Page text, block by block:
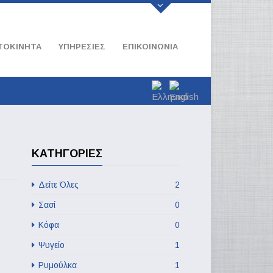
ΥΠΗΡΕΣΊΕΣ ΕΠΙΚΟΙΝΩΝΊΑ
ΚΑΤΗΓΟΡΊΕΣ
Δείτε Όλες 2
Σασί 0
Κόφα 0
Ψυγείο 1
Ρυμούλκα 1